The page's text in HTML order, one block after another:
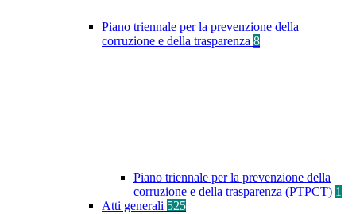
Piano triennale per la prevenzione della
corruzione e della trasparenza 8
Piano triennale per la prevenzione della
corruzione e della trasparenza (PTPCT) 1
Atti generali 525